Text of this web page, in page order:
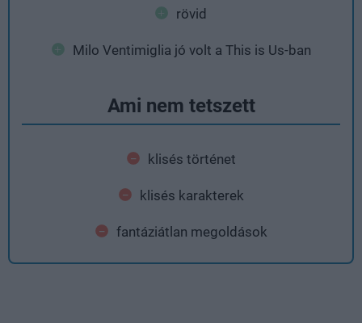
rövid
Milo Ventimiglia jó volt a This is Us-ban
Ami nem tetszett
klisés történet
klisés karakterek
fantáziátlan megoldások